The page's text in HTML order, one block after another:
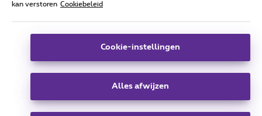
Algemene voorwaarden, consumenteninfo
Deze website is gecreëerd en wordt beheerd conform het
Koning Albert II-laan 27 - B-1030 Brussel.
Carrier & Wholesale Solutions
kan verstoren Cookiebeleid
Cookie-instellingen
Alles afwijzen